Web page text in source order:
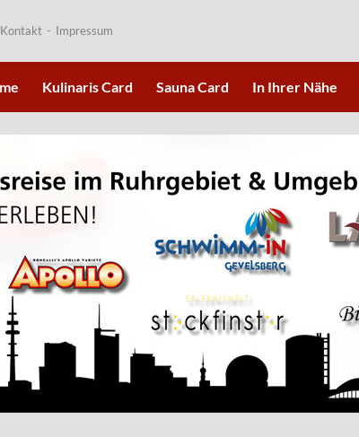
Kontakt Impressum
Kulinaris Card Sauna Card In Ihrer Nähe